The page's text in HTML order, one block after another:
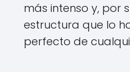
más intenso y, por
estructura que lo
perfecto de